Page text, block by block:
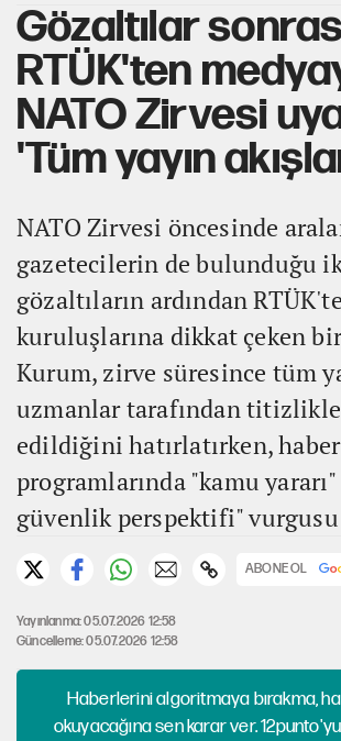
Gözaltılar
RTÜK'ten
NATO Zirvesi
'Tüm yayın
NATO Zirvesi öncesinde
gazetecilerin de bulunduğu
gözaltıların ardından
kuruluşlarına dikkat çeken
Kurum, zirve süresince tüm
uzmanlar tarafından
edildiğini hatırlatırken,
programlarında "kamu
güvenlik perspektifi" vurgusu
ABONE OL
Yayınlanma: 05.07.2026 12:58
Güncelleme: 05.07.2026 12:58
Haberlerini algoritmaya bırakma,
okuyacağına sen karar ver.